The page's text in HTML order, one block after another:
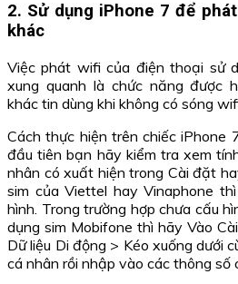
2. Sử dụng iPhone 7 để
khác
Việc phát wifi của điện thoại sử
xung quanh là chức năng được
khác tin dùng khi không có sóng
Cách thực hiện trên chiếc iPhone
đầu tiên bạn hãy kiểm tra xem
nhân có xuất hiện trong Cài đặt
sim của Viettel hay Vinaphone
hình. Trong trường hợp chưa cấu
dụng sim Mobifone thì hãy Vào
Dữ liệu Di động > Kéo xuống dưới
cá nhân rồi nhập vào các thông số